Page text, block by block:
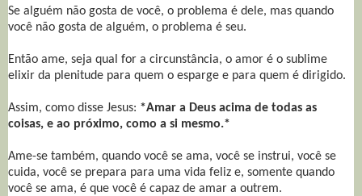
Se alguém não gosta de você, o problema é dele, mas quando
você não gosta de alguém, o problema é seu.
Então ame, seja qual for a circunstância, o amor é o sublime
elixir da plenitude para quem o esparge e para quem é dirigido.
Assim, como disse Jesus: *Amar a Deus acima de todas as
coisas, e ao próximo, como a si mesmo.*
Ame-se também, quando você se ama, você se instrui, você se
cuida, você se prepara para uma vida feliz e, somente quando
você se ama, é que você é capaz de amar a outrem.